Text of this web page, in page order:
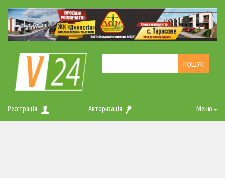
Реєстрація Авторизація Меню